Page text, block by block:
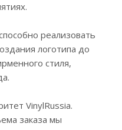
реализовать
логотипа до
стиля,
VinylRussia.
заказа мы